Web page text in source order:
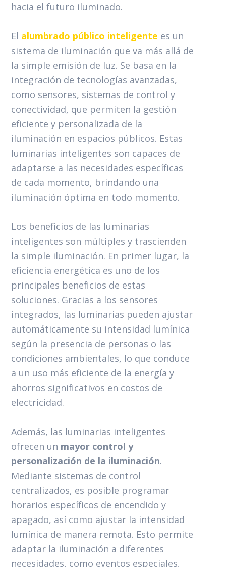
hacia el futuro iluminado.
El alumbrado público inteligente es un
sistema de iluminación que va más allá de
la simple emisión de luz. Se basa en la
integración de tecnologías avanzadas,
como sensores, sistemas de control y
conectividad, que permiten la gestión
eficiente y personalizada de la
iluminación en espacios públicos. Estas
luminarias inteligentes son capaces de
adaptarse a las necesidades específicas
de cada momento, brindando una
iluminación óptima en todo momento.
Los beneficios de las luminarias
inteligentes son múltiples y trascienden
la simple iluminación. En primer lugar, la
eficiencia energética es uno de los
principales beneficios de estas
soluciones. Gracias a los sensores
integrados, las luminarias pueden ajustar
automáticamente su intensidad lumínica
según la presencia de personas o las
condiciones ambientales, lo que conduce
a un uso más eficiente de la energía y
ahorros significativos en costos de
electricidad.
Además, las luminarias inteligentes
ofrecen un mayor control y
personalización de la iluminación.
Mediante sistemas de control
centralizados, es posible programar
horarios específicos de encendido y
apagado, así como ajustar la intensidad
lumínica de manera remota. Esto permite
adaptar la iluminación a diferentes
necesidades, como eventos especiales,